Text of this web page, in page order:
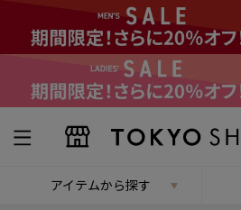
アイテムから探す